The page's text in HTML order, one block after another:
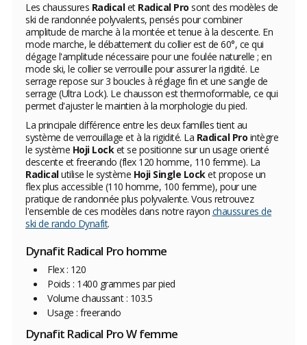
Les chaussures Radicalet Radical Pro sont des modèles de
ski de randonnée polyvalents, pensés pour combiner
amplitude de marche à la montée et tenue à la descente. En
mode marche, le débattement du collier est de 60°, ce qui
dégage l'amplitude nécessaire pour une foulée naturelle ; en
mode ski, le collier se verrouille pour assurer la rigidité. Le
serrage repose sur 3 boucles à réglage fin et une sangle de
serrage (Ultra Lock). Le chausson est thermoformable, ce qui
permet d'ajuster le maintien à la morphologie du pied.
La principale différence entre les deux familles tient au
système de verrouillage et à la rigidité. La Radical Pro intègre
le système Hoji Locket se positionne sur un usage orienté
descente et freerando (flex 120 homme, 110 femme). La
Radicalutilise le système Hoji Single Locket propose un
flex plus accessible (110 homme, 100 femme), pour une
pratique de randonnée plus polyvalente. Vous retrouvez
l'ensemble de ces modèles dans notre rayon chaussures de
ski de rando Dynafit.
Dynafit Radical Pro homme
Flex : 120
Poids : 1400 grammes par pied
Volume chaussant : 103.5
Usage : freerando
Dynafit Radical Pro W femme